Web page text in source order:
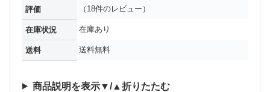
評価 （18件のレビュー）
在庫状況 在庫あり
送料 送料無料
商品説明を表示▼/▲折りたたむ